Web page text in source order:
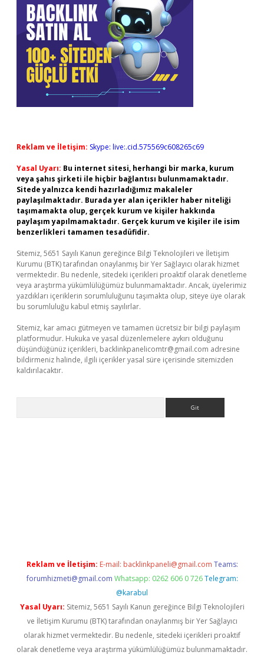
Reklam ve İletişim: Skype: live:.cid.575569c608265c69
Yasal Uyarı: Bu internet sitesi, herhangi bir marka, kurum
veya şahıs şirketi ile hiçbir bağlantısı bulunmamaktadır.
Sitede yalnızca kendi hazırladığımız makaleler
paylaşılmaktadır. Burada yer alan içerikler haber niteliği
taşımamakta olup, gerçek kurum ve kişiler hakkında
paylaşım yapılmamaktadır. Gerçek kurum ve kişiler ile isim
benzerlikleri tamamen tesadüfidir.
Sitemiz, 5651 Sayılı Kanun gereğince Bilgi Teknolojileri ve İletişim
Kurumu (BTK) tarafından onaylanmış bir Yer Sağlayıcı olarak hizmet
vermektedir. Bu nedenle, sitedeki içerikleri proaktif olarak denetleme
veya araştırma yükümlülüğümüz bulunmamaktadır. Ancak, üyelerimiz
yazdıkları içeriklerin sorumluluğunu taşımakta olup, siteye üye olarak
bu sorumluluğu kabul etmiş sayılırlar.
Sitemiz, kar amacı gütmeyen ve tamamen ücretsiz bir bilgi paylaşım
platformudur. Hukuka ve yasal düzenlemelere aykırı olduğunu
düşündüğünüz içerikleri, backlinkpanelicomtr@gmail.com adresine
bildirmeniz halinde, ilgili içerikler yasal süre içerisinde sitemizden
kaldırılacaktır.
Reklam ve İletişim: E-mail: backlinkpaneli@gmail.com Teams:
forumhizmeti@gmail.com Whatsapp: 0262 606 0 726 Telegram:
@karabul
Yasal Uyarı: Sitemiz, 5651 Sayılı Kanun gereğince Bilgi Teknolojileri
ve İletişim Kurumu (BTK) tarafından onaylanmış bir Yer Sağlayıcı
olarak hizmet vermektedir. Bu nedenle, sitedeki içerikleri proaktif
olarak denetleme veya araştırma yükümlülüğümüz bulunmamaktadır.